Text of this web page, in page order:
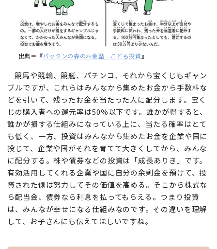
出典＝『パックンの森のお金塾 こども投資 』
競馬や競輪、競艇、パチンコ、それから宝くじもギャン
ブルですが、これらはみんなから集めたお金から手数料な
どを引いて、残ったお金を当たった人に配分します。宝く
じの購入者への還元率は50％以下です。誰かが得すると、
誰かが損する仕組みになっている上に、当たる確率はとて
も低く、一方、投資はみんなから集めたお金を企業や国に
投じて、企業や国がそれを育てて大きくしてから、みんな
に配分する。株や債券などの投資は「成長ありき」です。
有効活用してくれる企業や国に自分の余剰金を預けて、投
資された側は努力してその価値を高める。そこから株式な
ら配当金、債券なら利息を払ってもらえる。つまり投資
は、みんなが幸せになる仕組みなのです。その違いを理解
して、お子さんにも伝えてほしいですね。